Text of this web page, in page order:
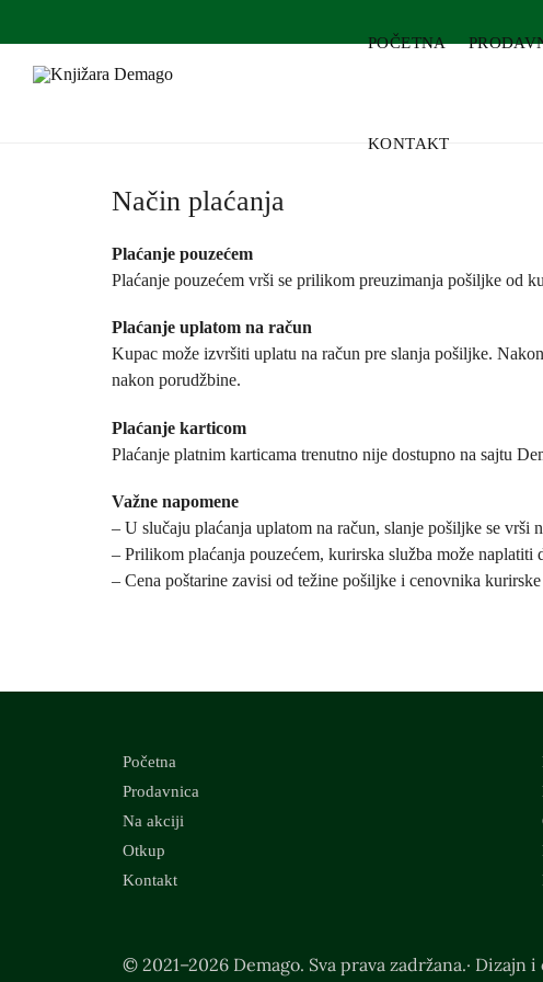
POČETNA
KONTAKT
Način plaćanja
Plaćanje pouzećem
Plaćanje pouzećem vrši se prilikom preuzimanja pošiljke od
Plaćanje uplatom na račun
Kupac može izvršiti uplatu na račun pre slanja pošiljke.
nakon porudžbine.
Plaćanje karticom
Plaćanje platnim karticama trenutno nije dostupno na sajtu
Važne napomene
– U slučaju plaćanja uplatom na račun, slanje pošiljke se vrši
– Prilikom plaćanja pouzećem, kurirska služba može
– Cena poštarine zavisi od težine pošiljke i cenovnika
Početna
Prodavnica
Na akciji
Otkup
Kontakt
© 2021–2026 Demago. Sva prava zadržana.· Dizajn